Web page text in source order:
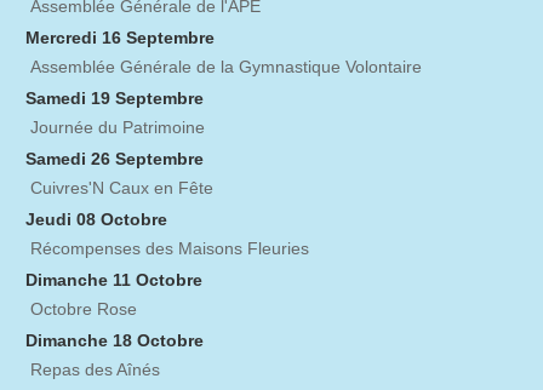
Assemblée Générale de l'APE
Mercredi 16 Septembre
Assemblée Générale de la Gymnastique Volontaire
Samedi 19 Septembre
Journée du Patrimoine
Samedi 26 Septembre
Cuivres'N Caux en Fête
Jeudi 08 Octobre
Récompenses des Maisons Fleuries
Dimanche 11 Octobre
Octobre Rose
Dimanche 18 Octobre
Repas des Aînés